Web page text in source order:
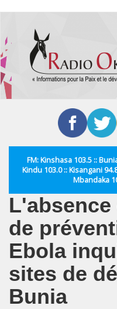
contenu
principal
FM: Kinshasa 103.5 ::
Kindu 103.0 :: Kisangani
Mbandaka
de
Ebola
sites de
Bunia